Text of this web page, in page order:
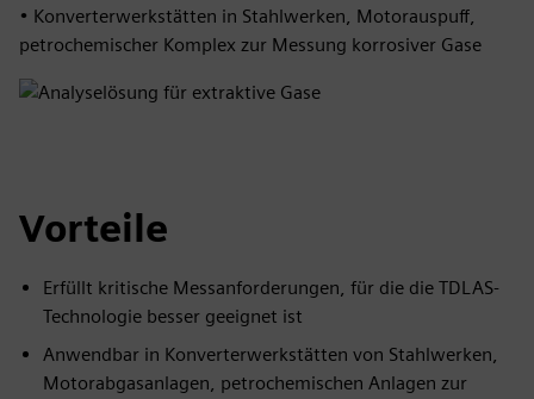
• Konverterwerkstätten in Stahlwerken, Motorauspuff,
petrochemischer Komplex zur Messung korrosiver Gase
Vorteile
Erfüllt kritische Messanforderungen, für die die TDLAS-
Technologie besser geeignet ist
Anwendbar in Konverterwerkstätten von Stahlwerken,
Motorabgasanlagen, petrochemischen Anlagen zur